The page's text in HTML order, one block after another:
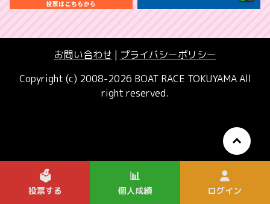
お問い合わせ | プライバシーポリシー
Copyright (c) 2008-2026 BOAT RACE TOKUYAMA All
right reserved.
🗳️
投票する
📊
個人成績 ログイン